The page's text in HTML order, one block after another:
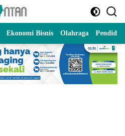
Ekonomi Bisnis Olahraga